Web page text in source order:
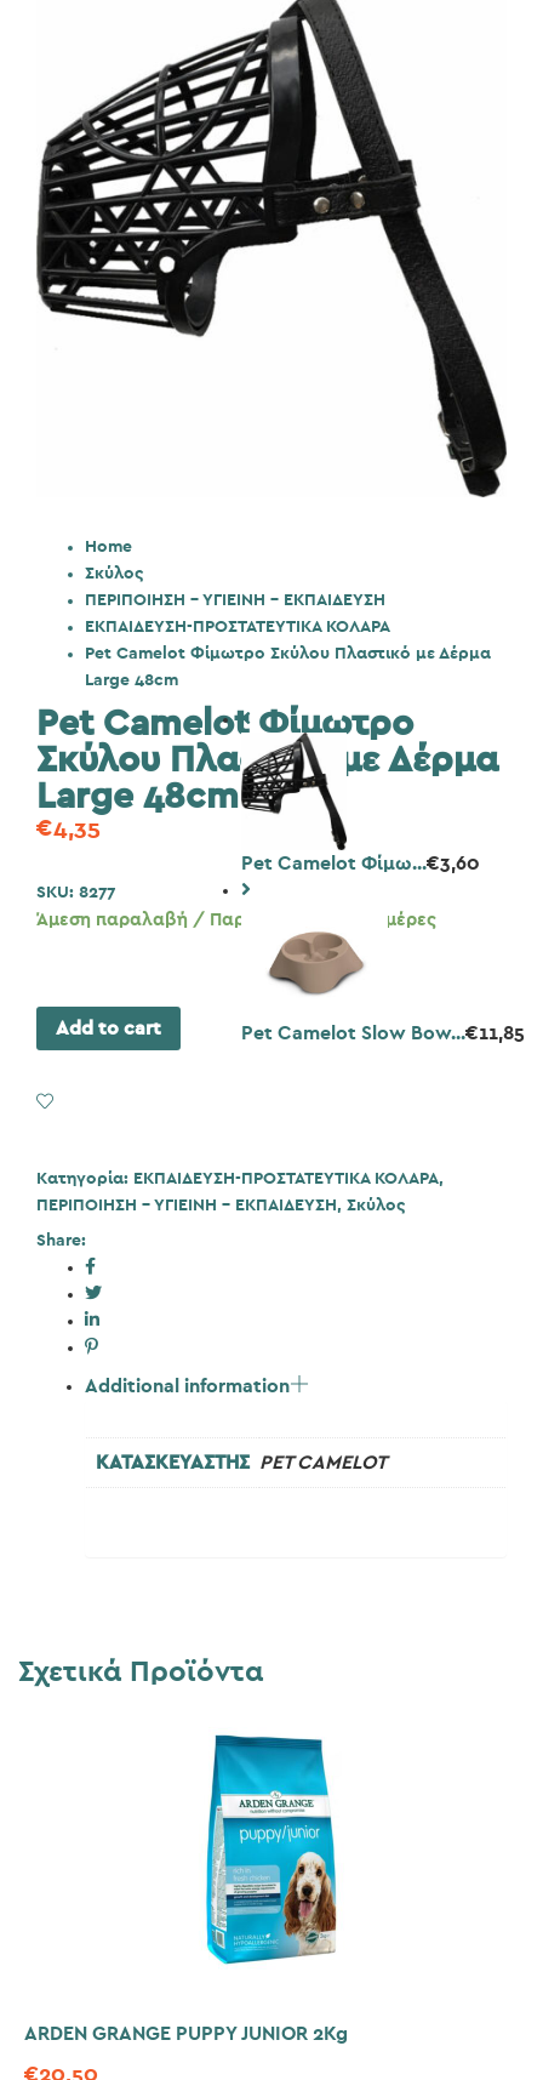
Home
Σκύλος
ΠΕΡΙΠΟΙΗΣΗ - ΥΓΙΕΙΝΗ - ΕΚΠΑΙΔΕΥΣΗ
ΕΚΠΑΙΔΕΥΣΗ-ΠΡΟΣΤΑΤΕΥΤΙΚΑ ΚΟΛΑΡΑ
Pet Camelot Φίμωτρο Σκύλου Πλαστικό με Δέρμα
Large 48cm
Pet Camelot Φίμω...€3,60
Pet Camelot Slow Bow...€11,85
Pet Camelot Φίμωτρο
Σκύλου Πλαστικό με Δέρμα
Large 48cm
€4,35
SKU: 8277
Άμεση παραλαβή / Παράδοση 1 έως 3 ημέρες
Add to cart
Κατηγορία: ΕΚΠΑΙΔΕΥΣΗ-ΠΡΟΣΤΑΤΕΥΤΙΚΑ ΚΟΛΑΡΑ,
ΠΕΡΙΠΟΙΗΣΗ - ΥΓΙΕΙΝΗ - ΕΚΠΑΙΔΕΥΣΗ , Σκύλος
Share:
Additional information
ΚΑΤΑΣΚΕΥΑΣΤΗΣ PET CAMELOT
Σχετικά Προϊόντα
ARDEN GRANGE PUPPY JUNIOR 2Kg
€20,50